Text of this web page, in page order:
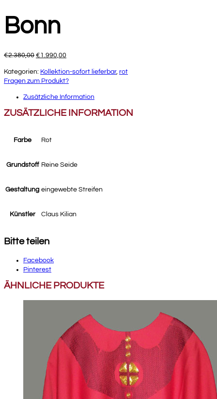
Bonn
€2.380,00 Ursprünglicher
war:
€2.380,00
€1.990,00
ist:
€1.990,00.
Kategorien: Kollektion-sofort lieferbar, rot
Fragen zum Produkt?
Zusätzliche Information
ZUSÄTZLICHE INFORMATION
Farbe Rot
Grundstoff Reine Seide
Gestaltung eingewebte Streifen
Künstler Claus Kilian
Bitte teilen
Facebook
Pinterest
ÄHNLICHE PRODUKTE